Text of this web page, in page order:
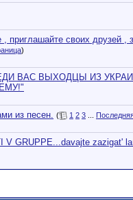
своих друзей ,
)
ВАС ВЫХОДЦЫ ИЗ
из песен. ( 1 2 3
V GRUPPE...davajte zazigat'